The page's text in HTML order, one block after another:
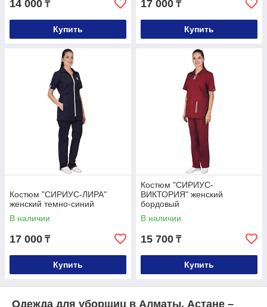
14 000 ₸
Купить
17 000 ₸
Купить
Костюм "СИРИУС-ЛИРА"
женский темно-синий
В наличии
17 000 ₸
Купить
Костюм "СИРИУС-
ВИКТОРИЯ" женский
бордовый
В наличии
15 700 ₸
Купить
Одежда для уборщиц в Алматы, Астане –